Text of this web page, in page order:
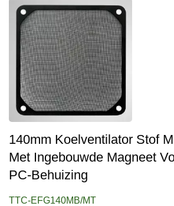
140mm Koelventilator Stof
Met Ingebouwde Magneet
PC-Behuizing
TTC-EFG140MB/MT